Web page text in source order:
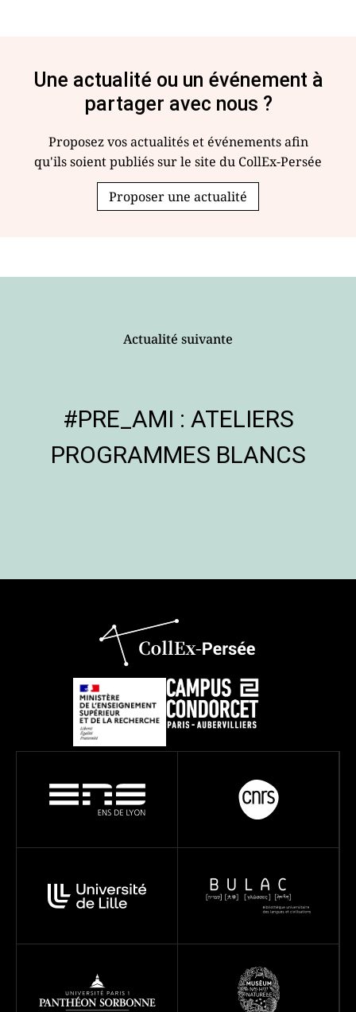
Une actualité ou un événement à
partager avec nous ?
Proposez vos actualités et événements afin
qu'ils soient publiés sur le site du CollEx-Persée
Proposer une actualité
Actualité suivante
#PRE_AMI : ATELIERS
PROGRAMMES BLANCS